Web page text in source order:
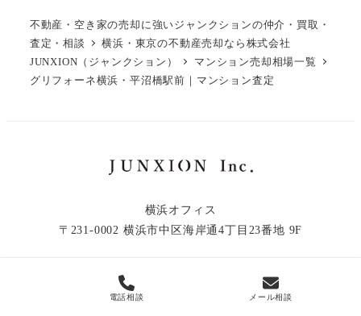
不動産・空き家の売却に強いジャンクションの仲介・買取・
査定・相談
横浜・東京の不動産売却なら株式会社
JUNXION（ジャンクション）
マンション売却相場一覧
グリフォーネ横浜・平沼橋駅前｜マンション査定
横浜オフィス
〒231-0002 横浜市中区海岸通4丁目23番地 9F
© 2019 - 2026 JUNXION Inc.
電話相談 メール相談